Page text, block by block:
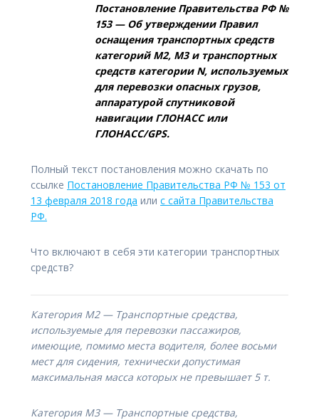
Постановление Правительства РФ №
153 — Об утверждении Правил
оснащения транспортных средств
категорий М2, М3 и транспортных
средств категории N, используемых
для перевозки опасных грузов,
аппаратурой спутниковой
навигации ГЛОНАСС или
ГЛОНАСС/GPS.
Полный текст постановления можно скачать по
ссылке Постановление Правительства РФ № 153 от
13 февраля 2018 года или с сайта Правительства
РФ.
Что включают в себя эти категории транспортных
средств?
Категория M2 — Транспортные средства,
используемые для перевозки пассажиров,
имеющие, помимо места водителя, более восьми
мест для сидения, технически допустимая
максимальная масса которых не превышает 5 т.
Категория M3 — Транспортные средства,